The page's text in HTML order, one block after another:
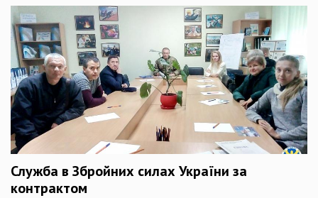
Служба в Збройних силах України за
контрактом